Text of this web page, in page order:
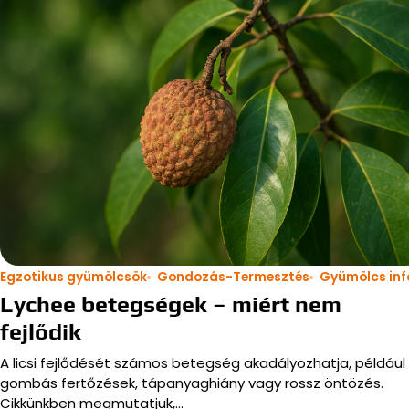
Egzotikus gyümölcsök Gondozás-Termesztés Gyümölcs
Lychee betegségek – miért nem
fejlődik
A licsi fejlődését számos betegség akadályozhatja, például
gombás fertőzések, tápanyaghiány vagy rossz öntözés.
Cikkünkben megmutatjuk,…